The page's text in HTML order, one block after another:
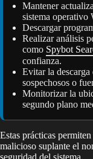
Mantener
sistema operativo
Descargar
Realizar análisis
como Spybot
confianza.
Evitar la descarga
sospechosos o
Monitorizar la
segundo plano
Estas prácticas
malicioso suplante el